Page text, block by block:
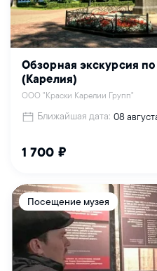
Обзорная экскурсия
(Карелия)
ООО "Краски Карелии Групп"
Ближайшая дата: 08
1 700 ₽
Посещение музея